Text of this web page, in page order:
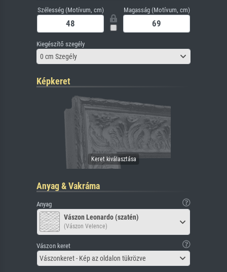
Szélesség (Motívum, cm) Magasság (Motívum, cm)
Kiegészítő szegély
0 cm Szegély
Képkeret
Anyag & Vakráma
Anyag
Vászon Leonardo (szatén)
(Vászon Velence)
Vászon keret
Vászonkeret - Kép az oldalon tükrözve